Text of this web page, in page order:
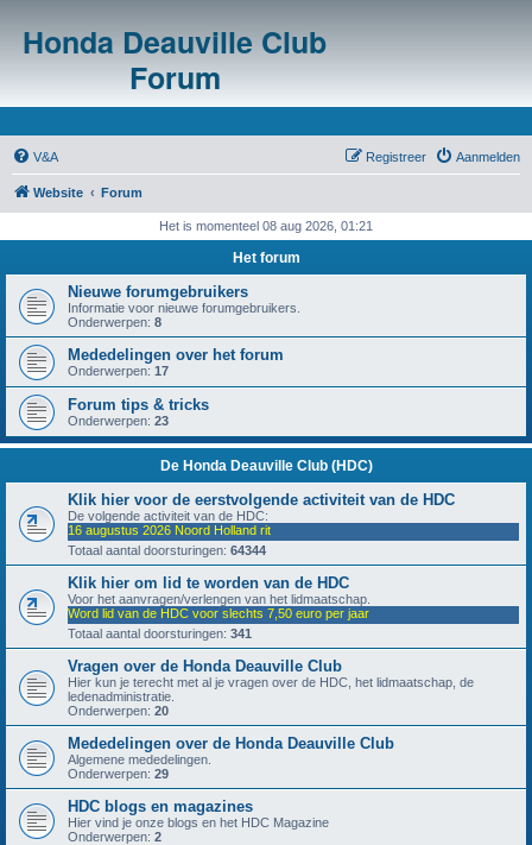
Honda Deauville Club
Forum
V&A Aanmelden
Registreer
Website Forum
Het is momenteel 08 aug 2026, 01:21
Het forum
Nieuwe forumgebruikers
Informatie voor nieuwe forumgebruikers.
Onderwerpen: 8
Mededelingen over het forum
Onderwerpen: 17
Forum tips & tricks
Onderwerpen: 23
De Honda Deauville Club (HDC)
Klik hier voor de eerstvolgende activiteit van de HDC
De volgende activiteit van de HDC:
16 augustus 2026 Noord Holland rit
Totaal aantal doorsturingen: 64344
Klik hier om lid te worden van de HDC
Voor het aanvragen/verlengen van het lidmaatschap.
Word lid van de HDC voor slechts 7,50 euro per jaar
Totaal aantal doorsturingen: 341
Vragen over de Honda Deauville Club
Hier kun je terecht met al je vragen over de HDC, het lidmaatschap, de
ledenadministratie.
Onderwerpen: 20
Mededelingen over de Honda Deauville Club
Algemene mededelingen.
Onderwerpen: 29
HDC blogs en magazines
Hier vind je onze blogs en het HDC Magazine
Onderwerpen: 2